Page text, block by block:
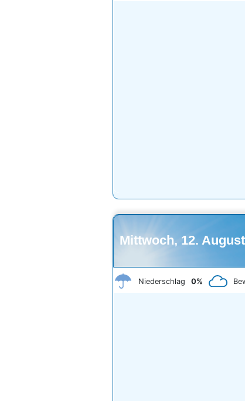
Mittwoch, 12. August
Niederschlag 0%